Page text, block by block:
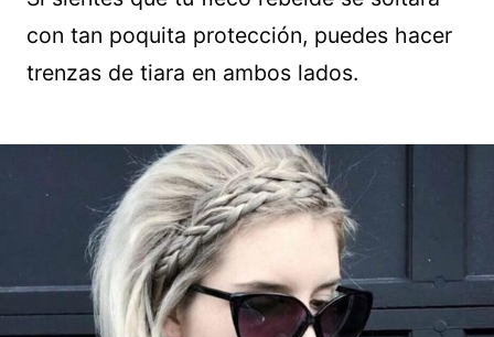
con tan poquita protección, puedes hacer
trenzas de tiara en ambos lados.